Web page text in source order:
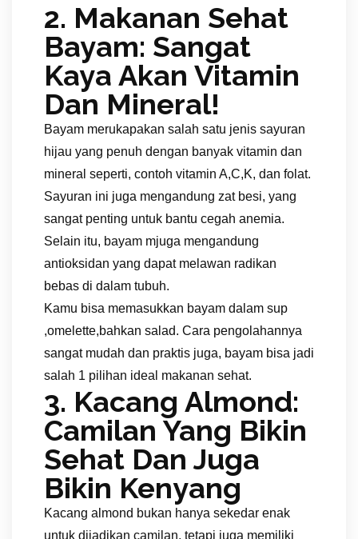
2. Makanan Sehat
Bayam: Sangat
Kaya Akan Vitamin
Dan Mineral!
Bayam merukapakan salah satu jenis sayuran
hijau yang penuh dengan banyak vitamin dan
mineral seperti, contoh vitamin A,C,K, dan folat.
Sayuran ini juga mengandung zat besi, yang
sangat penting untuk bantu cegah anemia.
Selain itu, bayam mjuga mengandung
antioksidan yang dapat melawan radikan
bebas di dalam tubuh.
Kamu bisa memasukkan bayam dalam sup
,omelette,bahkan salad. Cara pengolahannya
sangat mudah dan praktis juga, bayam bisa jadi
salah 1 pilihan ideal makanan sehat.
3. Kacang Almond:
Camilan Yang Bikin
Sehat Dan Juga
Bikin Kenyang
Kacang almond bukan hanya sekedar enak
untuk dijadikan camilan, tetapi juga memiliki